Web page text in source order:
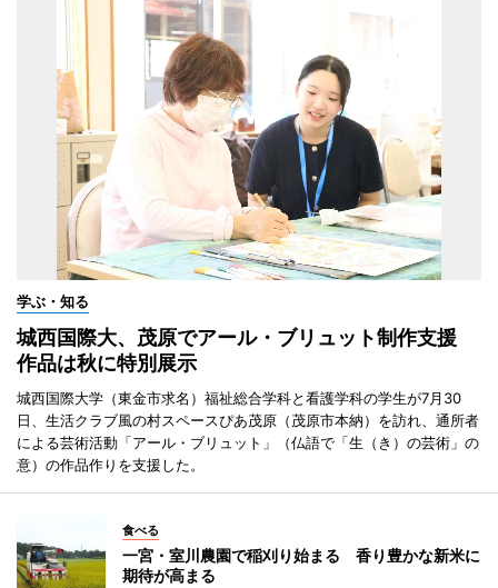
学ぶ・知る
城西国際大、茂原でアール・ブリュット制作支援
作品は秋に特別展示
城西国際大学（東金市求名）福祉総合学科と看護学科の学生が7月30
日、生活クラブ風の村スペースぴあ茂原（茂原市本納）を訪れ、通所者
による芸術活動「アール・ブリュット」（仏語で「生（き）の芸術」の
意）の作品作りを支援した。
食べる
一宮・室川農園で稲刈り始まる 香り豊かな新米に
期待が高まる